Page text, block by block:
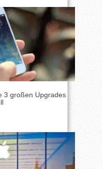
3 großen Upgrades